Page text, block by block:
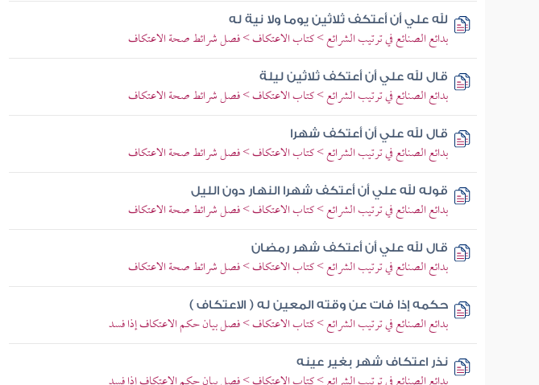
لله علي أن أعتكف ثلاثين يوما ولا نية له
بدائع الصنائع في ترتيب الشرائع > كتاب الاعتكاف > فصل شرائط صحة الاعتكاف
قال لله علي أن أعتكف ثلاثين ليلة
بدائع الصنائع في ترتيب الشرائع > كتاب الاعتكاف > فصل شرائط صحة الاعتكاف
قال لله علي أن أعتكف شهرا
بدائع الصنائع في ترتيب الشرائع > كتاب الاعتكاف > فصل شرائط صحة الاعتكاف
قوله لله علي أن أعتكف شهرا النهار دون الليل
بدائع الصنائع في ترتيب الشرائع > كتاب الاعتكاف > فصل شرائط صحة الاعتكاف
قال لله علي أن أعتكف شهر رمضان
بدائع الصنائع في ترتيب الشرائع > كتاب الاعتكاف > فصل شرائط صحة الاعتكاف
حكمه إذا فات عن وقته المعين له ( الاعتكاف )
بدائع الصنائع في ترتيب الشرائع > كتاب الاعتكاف > فصل بيان حكم الاعتكاف إذا فسد
نذر اعتكاف شهر بغير عينه